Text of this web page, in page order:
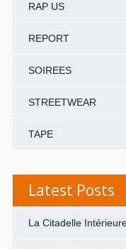
RAP US
REPORT
SOIREES
STREETWEAR
TAPE
Latest Posts
La Citadelle